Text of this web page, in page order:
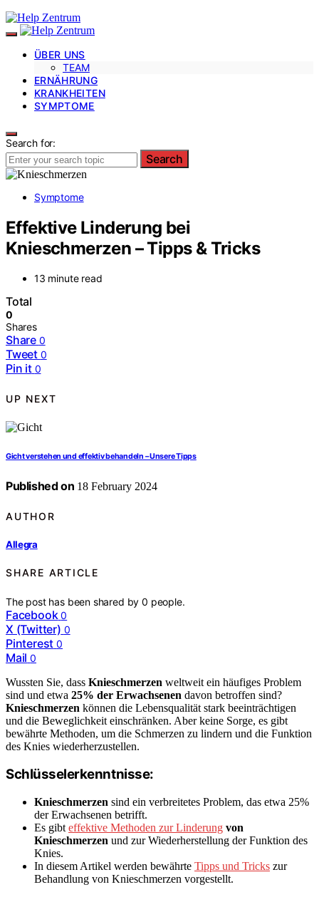
ÜBER UNS
TEAM
ERNÄHRUNG
KRANKHEITEN
SYMPTOME
Search for:
Search
Symptome
Effektive Linderung bei
Knieschmerzen – Tipps & Tricks
13 minute read
Total
0
Shares
Share 0
Tweet 0
Pin it 0
UP NEXT
Gicht verstehen und effektiv behandeln – Unsere Tipps
Published on 18 February 2024
AUTHOR
Allegra
SHARE ARTICLE
The post has been shared by0 people.
Facebook 0
X (Twitter) 0
Pinterest 0
Mail 0
Wussten Sie, dass Knieschmerzen weltweit ein häufiges Problem
sind und etwa 25% der Erwachsenen davon betroffen sind?
Knieschmerzen können die Lebensqualität stark beeinträchtigen
und die Beweglichkeit einschränken. Aber keine Sorge, es gibt
bewährte Methoden, um die Schmerzen zu lindern und die Funktion
des Knies wiederherzustellen.
Schlüsselerkenntnisse:
Knieschmerzen sind ein verbreitetes Problem, das etwa 25%
der Erwachsenen betrifft.
Es gibt effektive Methoden zur Linderung von
Knieschmerzen und zur Wiederherstellung der Funktion des
Knies.
In diesem Artikel werden bewährte Tipps und Tricks zur
Behandlung von Knieschmerzen vorgestellt.